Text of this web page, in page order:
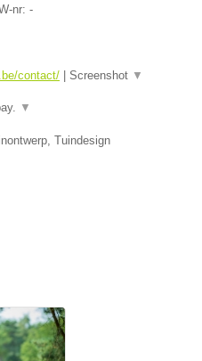
nr: -
contact/ Screenshot ▼
▼
Tuindesign